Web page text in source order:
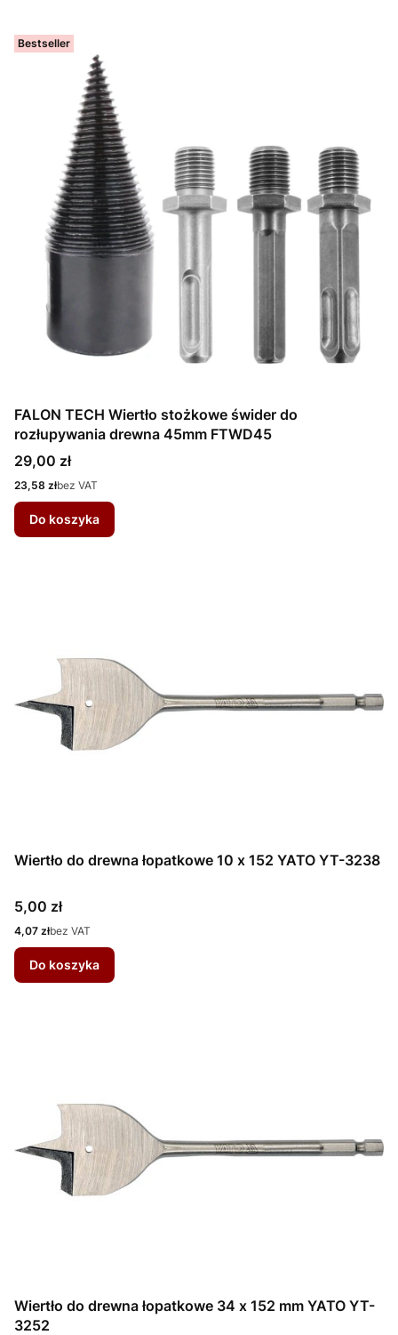
Bestseller
FALON TECH Wiertło stożkowe świder do
rozłupywania drewna 45mm FTWD45
Cena
29,00 zł
Cena
23,58 złbez VAT
Do koszyka
Wiertło do drewna łopatkowe 10 x 152 YATO YT-3238
Cena
5,00 zł
Cena
4,07 złbez VAT
Do koszyka
Wiertło do drewna łopatkowe 34 x 152 mm YATO YT-
3252